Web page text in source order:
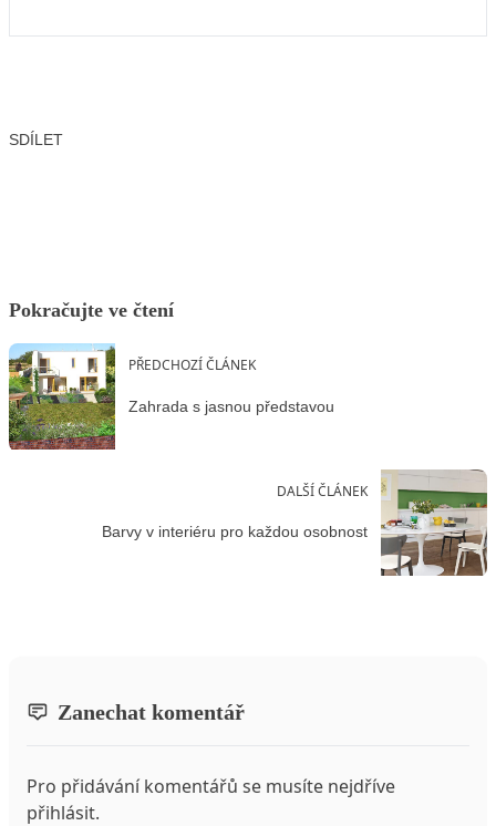
SDÍLET
Pokračujte ve čtení
PŘEDCHOZÍ ČLÁNEK
Zahrada s jasnou představou
DALŠÍ ČLÁNEK
Barvy v interiéru pro každou osobnost
Zanechat komentář
Pro přidávání komentářů se musíte nejdříve
přihlásit.